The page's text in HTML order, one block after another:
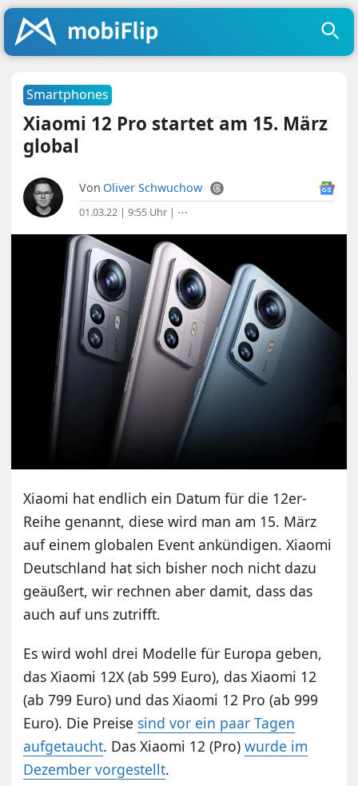
Smartphones
Xiaomi 12 Pro startet am 15. März
global
Von Oliver Schwuchow
01.03.22 | 9:55 Uhr | ⋯
Xiaomi hat endlich ein Datum für die 12er-
Reihe genannt, diese wird man am 15. März
auf einem globalen Event ankündigen. Xiaomi
Deutschland hat sich bisher noch nicht dazu
geäußert, wir rechnen aber damit, dass das
auch auf uns zutrifft.
Es wird wohl drei Modelle für Europa geben,
das Xiaomi 12X (ab 599 Euro), das Xiaomi 12
(ab 799 Euro) und das Xiaomi 12 Pro (ab 999
Euro). Die Preise sind vor ein paar Tagen
aufgetaucht. Das Xiaomi 12 (Pro)wurde im
Dezember vorgestellt.